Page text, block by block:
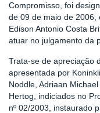
Compromisso, foi
de 09 de maio de 2006,
Edison Antonio Costa
atuar no julgamento da
Trata-se de apreciação
apresentada por
Noddle, Adriaan
Hertog, indiciados no
nº 02/2003, instaurado